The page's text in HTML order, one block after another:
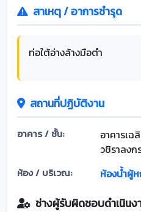
สาเหตุ / อาการชำรุด
ท่อใต้อ่างล้างมือตำ
สถานที่ปฏิบัติงาน
อาคาร / ชั้น:
อาคารเฉ
วชิราลง
ห้อง / บริเวณ: ห้องน้ำผู้
ช่างผู้รับผิดชอบดำเนินง